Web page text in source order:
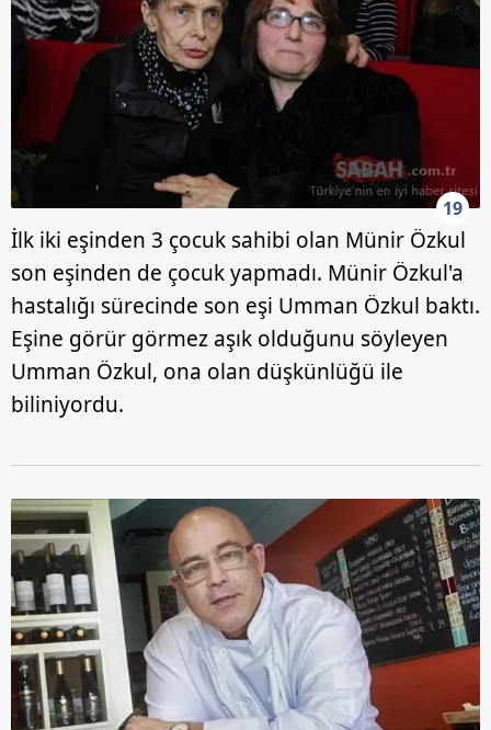
19
İlk iki eşinden 3 çocuk sahibi olan Münir Özkul
son eşinden de çocuk yapmadı. Münir Özkul'a
hastalığı sürecinde son eşi Umman Özkul baktı.
Eşine görür görmez aşık olduğunu söyleyen
Umman Özkul, ona olan düşkünlüğü ile
biliniyordu.